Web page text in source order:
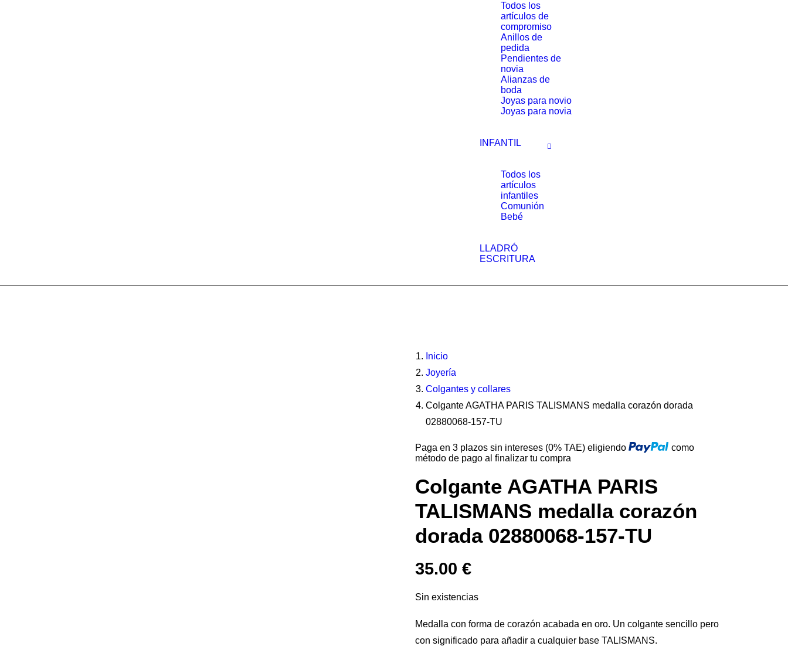
Todos los
artículos de
compromiso
Anillos de
pedida
Pendientes de
novia
Alianzas de
boda
Joyas para novio
Joyas para novia
INFANTIL
Todos los
artículos
infantiles
Comunión
Bebé
LLADRÓ
ESCRITURA
Inicio
Joyería
Colgantes y collares
Colgante AGATHA PARIS TALISMANS medalla corazón dorada
02880068-157-TU
Paga en 3 plazos sin intereses (0% TAE) eligiendo
como
método de pago al finalizar tu compra
Colgante AGATHA PARIS
TALISMANS medalla corazón
dorada 02880068-157-TU
35.00 €
Sin existencias
Medalla con forma de corazón acabada en oro. Un colgante sencillo pero
con significado para añadir a cualquier base TALISMANS.